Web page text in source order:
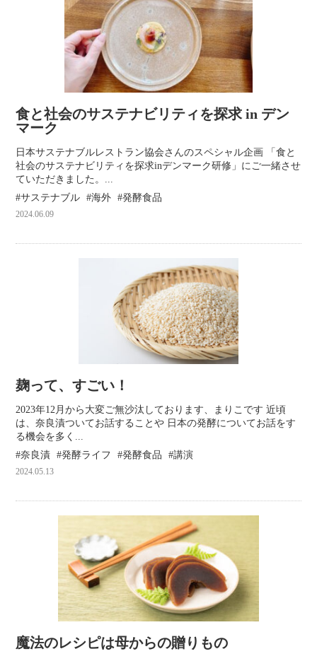
食と社会のサステナビリティを探求 in デン
マーク
日本サステナブルレストラン協会さんのスペシャル企画 「食と
社会のサステナビリティを探求inデンマーク研修」にご一緒させ
ていただきました。...
サステナブル
海外 発酵食品
2024.06.09
麹って、すごい！
2023年12月から大変ご無沙汰しております、まりこです 近頃
は、奈良漬ついてお話することや 日本の発酵についてお話をす
る機会を多く...
奈良漬
発酵ライフ 発酵食品 講演
2024.05.13
魔法のレシピは母からの贈りもの